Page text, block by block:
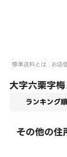
標準送料とは お店
大字六栗字
ランキング順
その他の住